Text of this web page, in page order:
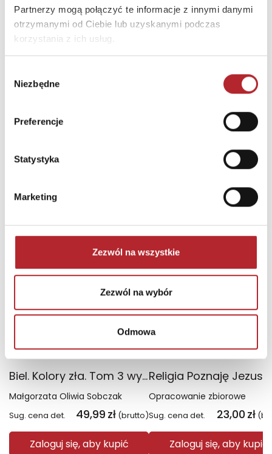
Partnerzy mogą połączyć te informacje z innymi danymi
otrzymanymi od Ciebie lub uzyskanymi podczas
korzystania z ich usług.
zgody
Niezbędne
Preferencje
Statystyka
Marketing
Zezwól na wszystkie
Zezwól na wybór
Odmowa
Brak danych
zobacz więcej
TOP 100
Wyłączność
Biel. Kolory zła. Tom 3 wyd. 2025
Małgorzata Oliwia Sobczak
Sug. cena det. 49,99 zł (brutto)
Zaloguj się, aby kupić
TOP 100
Opracowanie zbiorowe
Sug. cena det. 23,00 zł
Zaloguj się, aby kupić